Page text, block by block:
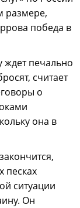
размере,
победа в
ждет печально
считает
о
она в
песках
ситуации
Он